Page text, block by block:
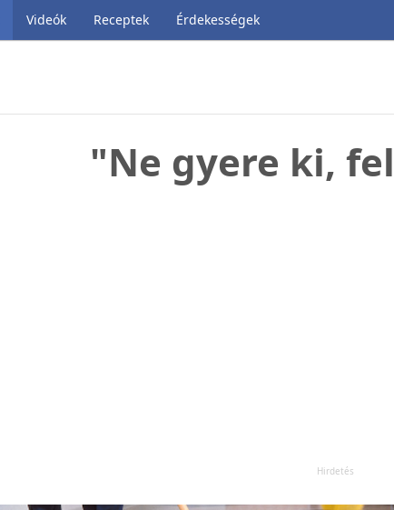
Videók Receptek Érdekességek
"Ne gyere ki,